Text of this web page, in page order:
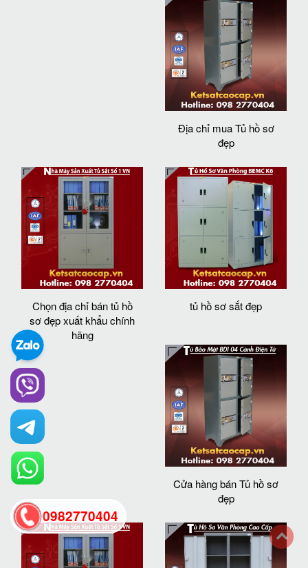
Địa chỉ mua Tủ hồ sơ
đẹp
Chọn địa chỉ bán tủ hồ
sơ đẹp xuất khẩu chính
hãng
tủ hồ sơ sắt đẹp
Cửa hàng bán Tủ hồ sơ
đẹp
0982770404
back